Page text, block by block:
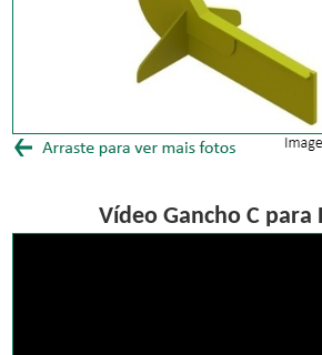
Vídeo Gancho C para